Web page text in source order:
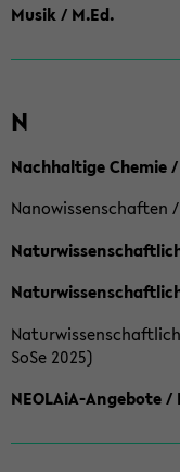
Musik / M.Ed.
N
Nachhaltige Chemie /
Nanowissenschaften
SoSe 2025)
NEOLAiA-Angebote /